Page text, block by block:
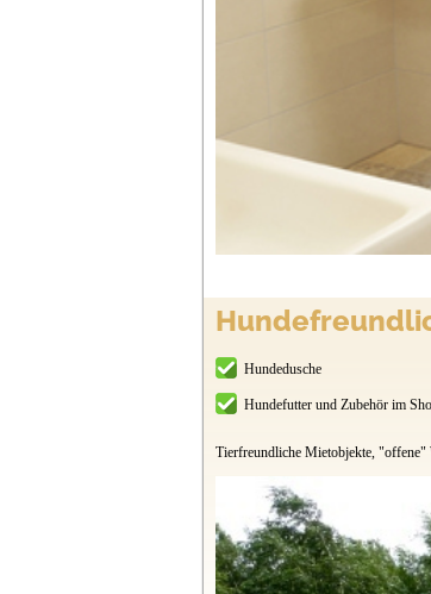
Hundedusche
Hundefutter und Zubehör im
Tierfreundliche Mietobjekte, "offene"